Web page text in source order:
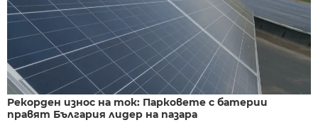
Рекорден износ на ток: Парковете с батерии
правят България лидер на пазара